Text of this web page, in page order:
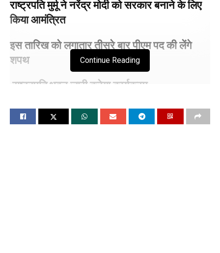
राष्ट्रपति मुर्मू ने नरेंद्र मोदी को सरकार बनाने के लिए
किया आमंत्रित
इस तारिख को लगातार तीसरे बार पीएम पद की लेंगे
शपथ
राष्ट्रपति भवन जारी करेगा कार्यक्रम
दिल्ली में कल से दो दिन नो फ्लाइंग जोन
Continue Reading